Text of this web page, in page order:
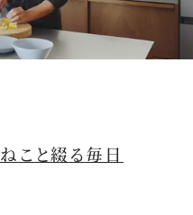
ねこと綴る毎日